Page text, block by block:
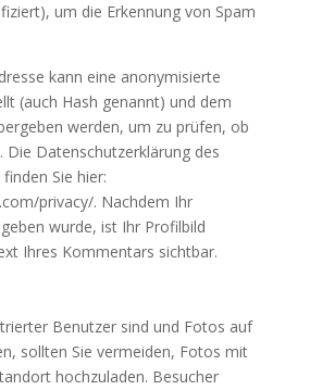
um die Erkennung von Spam
kann eine anonymisierte
(auch Hash genannt) und dem
werden, um zu prüfen, ob
Die Datenschutzerklärung des
Sie hier:
privacy/. Nachdem Ihr
wurde, ist Ihr Profilbild
Ihres Kommentars sichtbar.
Benutzer sind und Fotos auf
sollten Sie vermeiden, Fotos mit
hochzuladen. Besucher